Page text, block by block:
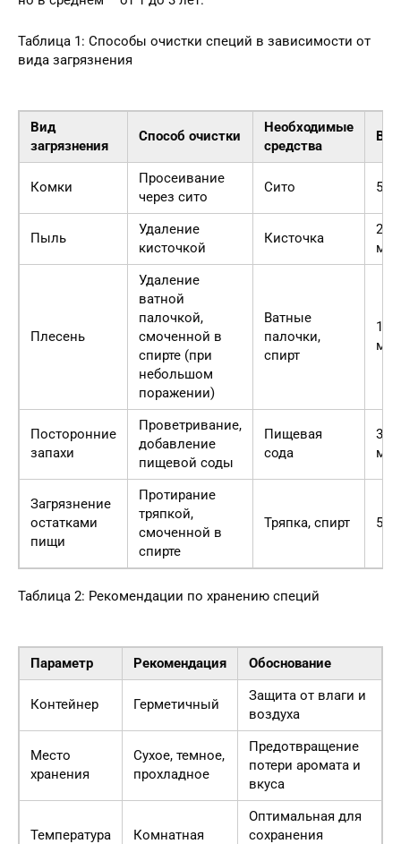
Таблица 1: Способы очистки специй в зависимости от
вида загрязнения
Вид
загрязнения
Способ очистки
Необходимые
средства
Комки
Просеивание
через сито
Сито 5
Пыль
Удаление
кисточкой
Кисточка
2
Плесень
Удаление
ватной
палочкой,
смоченной в
спирте (при
небольшом
поражении)
Ватные
палочки,
спирт
10
Посторонние
запахи
Проветривание,
добавление
пищевой соды
Пищевая
сода
30
Загрязнение
остатками
пищи
Протирание
тряпкой,
смоченной в
спирте
Тряпка, спирт 5
Таблица 2: Рекомендации по хранению специй
Параметр Рекомендация Обоснование
Контейнер Герметичный
Защита от влаги и
воздуха
Место
хранения
Сухое, темное,
прохладное
Предотвращение
потери аромата и
вкуса
Температура Комнатная
Оптимальная для
сохранения